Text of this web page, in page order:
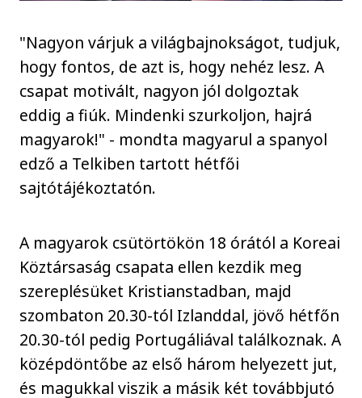
"Nagyon várjuk a világbajnokságot, tudjuk,
hogy fontos, de azt is, hogy nehéz lesz. A
csapat motivált, nagyon jól dolgoztak
eddig a fiúk. Mindenki szurkoljon, hajrá
magyarok!" - mondta magyarul a spanyol
edző a Telkiben tartott hétfői
sajtótájékoztatón.
A magyarok csütörtökön 18 órától a Koreai
Köztársaság csapata ellen kezdik meg
szereplésüket Kristianstadban, majd
szombaton 20.30-tól Izlanddal, jövő hétfőn
20.30-tól pedig Portugáliával találkoznak. A
középdöntőbe az első három helyezett jut,
és magukkal viszik a másik két továbbjutó